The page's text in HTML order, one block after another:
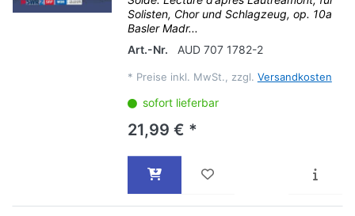
Solisten, Chor und Schlagzeug, op. 10a
Basler Madr...
Art.-Nr.
AUD 707 1782-2
* Preise inkl. MwSt., zzgl. Versandkosten
sofort lieferbar
21,99 € *